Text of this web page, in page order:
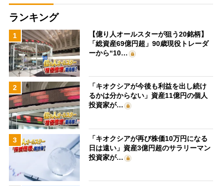
ランキング
1
【億り人オールスターが狙う20銘柄】
「総資産69億円超」90歳現役トレーダ
ーから“10…
2
「キオクシアが今後も利益を出し続け
るかは分からない」資産11億円の個人
投資家が…
3
「キオクシアが再び株価10万円になる
日は遠い」資産3億円超のサラリーマン
投資家が…